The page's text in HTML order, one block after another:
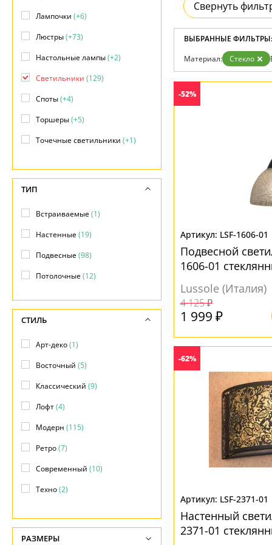
Возврат
Отзывы
Дизайнерам
Бренды
Контакты
Современный
Хай тек
Свернуть
ВЫБРАННЫЕ ФИЛЬТРЫ:
Материал: Стекло
-52%
LSF-1606-01
Подвесной
1606-01
Lussole (Италия)
4 125 ₽
1 999 ₽
-62%
LSF-2371-01
Настенный
2371-01
Лампочки (+6)
Люстры(+73)
Настольные лампы(+2)
Светильники (129)
Споты(+4)
Торшеры(+5)
Точечные светильники (+1)
ТИП
Встраиваемые(1)
Настенные(19)
Подвесные(98)
Потолочные(12)
СТИЛЬ
Арт-деко(1)
Восточный (5)
Классический (9)
Лофт(4)
Модерн (115)
Ретро(7)
Современный (10)
Техно(2)
Хай-тек(2)
РАЗМЕРЫ